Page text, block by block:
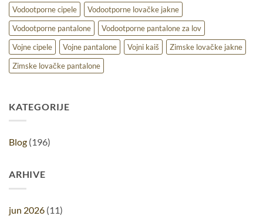
Vodootporne cipele
Vodootporne lovačke jakne
Vodootporne pantalone
Vodootporne pantalone za lov
Vojne cipele
Vojne pantalone Vojni kaiš
Zimske lovačke jakne
Zimske lovačke pantalone
KATEGORIJE
Blog (196)
ARHIVE
jun 2026 (11)